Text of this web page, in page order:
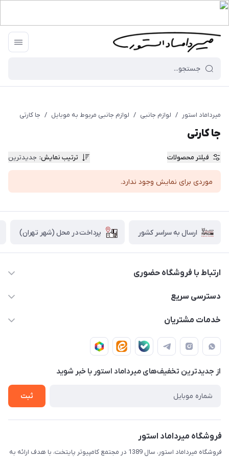
میرداماد استور / لوازم جانبی / لوازم جانبی مربوط به موبایل / جا کارتی
جا کارتی
فیلتر محصولات ترتیب نمایش: جدیدترین
موردی برای نمایش وجود ندارد.
ارسال به سراسر کشور پرداخت در محل (شهر تهران)
ارتباط با فروشگاه حضوری
02188874370 - 02188874371
پایتخت - طبقه اول - واحد 172
دسترسی سریع
صـفـحـه اصـلـی
دربـاره مـیـردامـاد اسـتـور
خدمات مشتریان
قـوانـیـن و مـقـررات
روش هـای پـرداخـت
تـیـکـت بـه پـشـتـیـبـانـی
از جدید‌ترین تخفیف‌های میرداماد استور با‌ خبر شوید
ثبت
فروشگاه میرداماد استور
فروشگاه میرداماد استور، سال 1389 در مجتمع کامپیوتر پایتخت، با هدف ارائه به